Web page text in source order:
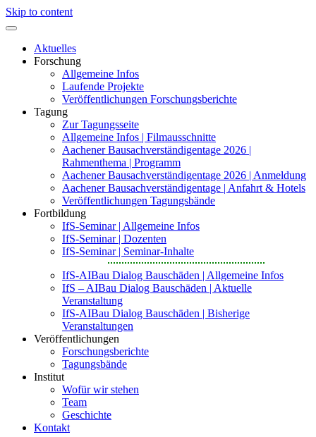
Skip to content
Aktuelles
Forschung
Allgemeine Infos
Laufende Projekte
Veröffentlichungen Forschungsberichte
Tagung
Zur Tagungsseite
Allgemeine Infos | Filmausschnitte
Aachener Bausachverständigentage 2026 |
Rahmenthema | Programm
Aachener Bausachverständigentage 2026 | Anmeldung
Aachener Bausachverständigentage | Anfahrt & Hotels
Veröffentlichungen Tagungsbände
Fortbildung
IfS-Seminar | Allgemeine Infos
IfS-Seminar | Dozenten
IfS-Seminar | Seminar-Inhalte
IfS-AIBau Dialog Bauschäden | Allgemeine Infos
IfS – AIBau Dialog Bauschäden | Aktuelle
Veranstaltung
IfS-AIBau Dialog Bauschäden | Bisherige
Veranstaltungen
Veröffentlichungen
Forschungsberichte
Tagungsbände
Institut
Wofür wir stehen
Team
Geschichte
Kontakt